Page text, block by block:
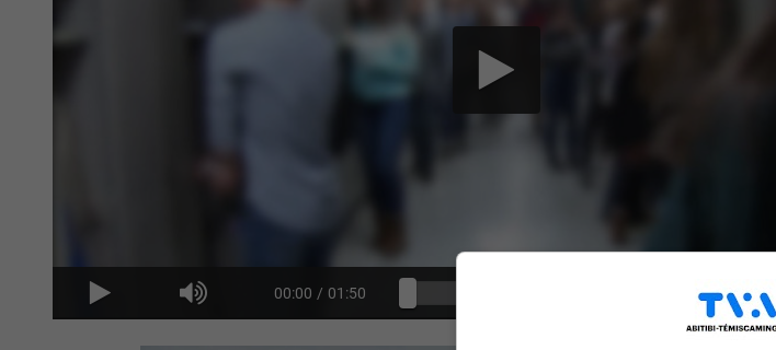
00:00 / 01:50